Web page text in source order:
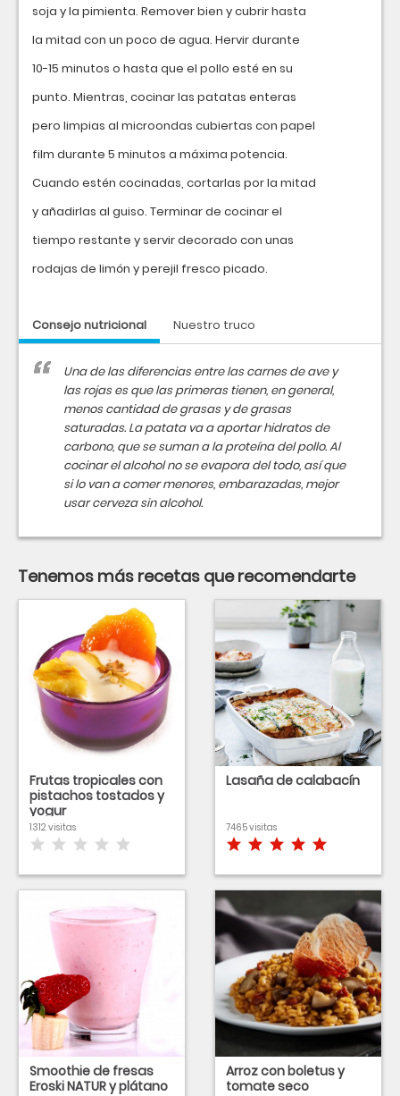
soja y la pimienta. Remover bien y cubrir hasta
la mitad con un poco de agua. Hervir durante
10-15 minutos o hasta que el pollo esté en su
punto. Mientras, cocinar las patatas enteras
pero limpias al microondas cubiertas con papel
film durante 5 minutos a máxima potencia.
Cuando estén cocinadas, cortarlas por la mitad
y añadirlas al guiso. Terminar de cocinar el
tiempo restante y servir decorado con unas
rodajas de limón y perejil fresco picado.
Consejo nutricional Nuestro truco
Una de las diferencias entre las carnes de ave y
las rojas es que las primeras tienen, en general,
menos cantidad de grasas y de grasas
saturadas. La patata va a aportar hidratos de
carbono, que se suman a la proteína del pollo. Al
cocinar el alcohol no se evapora del todo, así que
si lo van a comer menores, embarazadas, mejor
usar cerveza sin alcohol.
Tenemos más recetas que recomendarte
Frutas tropicales con
pistachos tostados y
yogur
1312 visitas
Lasaña de calabacín
7465 visitas
Smoothie de fresas
Eroski NATUR y plátano
Arroz con boletus y
tomate seco